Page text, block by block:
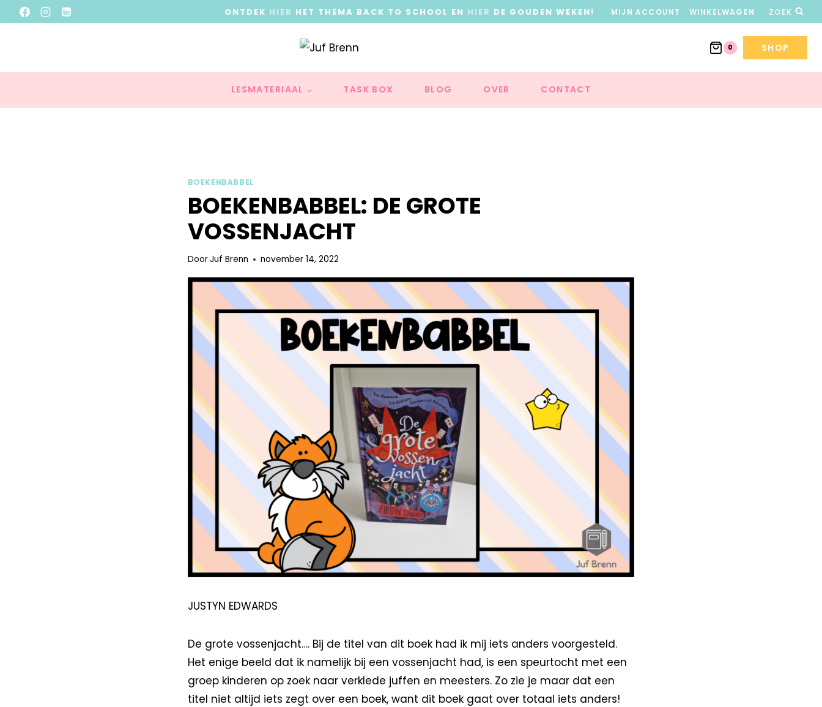
ONTDEK HIER HET THEMA BACK TO SCHOOL EN HIER DE GOUDEN WEKEN! MIJN ACCOUNT WINKELWAGEN ZOEK
0 SHOP
LESMATERIAAL TASK BOX BLOG OVER CONTACT
BOEKENBABBEL
BOEKENBABBEL: DE GROTE
VOSSENJACHT
DoorJuf Brenn november 14, 2022
JUSTYN EDWARDS
De grote vossenjacht…. Bij de titel van dit boek had ik mij iets anders voorgesteld.
Het enige beeld dat ik namelijk bij een vossenjacht had, is een speurtocht met een
groep kinderen op zoek naar verklede juffen en meesters. Zo zie je maar dat een
titel niet altijd iets zegt over een boek, want dit boek gaat over totaal iets anders!